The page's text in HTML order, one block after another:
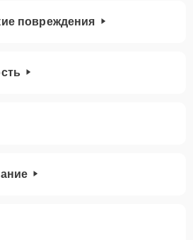
повреждения